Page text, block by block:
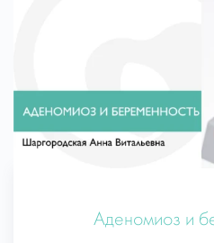
Аденомиоз и